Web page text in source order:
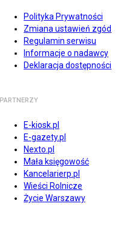
Polityka Prywatności
Zmiana ustawień zgód
Regulamin serwisu
Informacje o nadawcy
Deklaracja dostępności
PARTNERZY
E-kiosk.pl
E-gazety.pl
Nexto.pl
Mała księgowość
Kancelarierp.pl
Wieści Rolnicze
Życie Warszawy